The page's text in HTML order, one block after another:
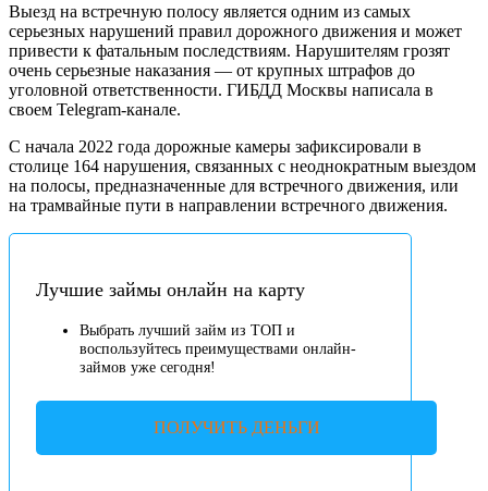
Выезд на встречную полосу является одним из самых
серьезных нарушений правил дорожного движения и может
привести к фатальным последствиям. Нарушителям грозят
очень серьезные наказания — от крупных штрафов до
уголовной ответственности. ГИБДД Москвы написала в
своем Telegram-канале.
С начала 2022 года дорожные камеры зафиксировали в
столице 164 нарушения, связанных с неоднократным выездом
на полосы, предназначенные для встречного движения, или
на трамвайные пути в направлении встречного движения.
Лучшие займы онлайн на карту
Выбрать лучший займ из ТОП и
воспользуйтесь преимуществами онлайн-
займов уже сегодня!
ПОЛУЧИТЬ ДЕНЬГИ